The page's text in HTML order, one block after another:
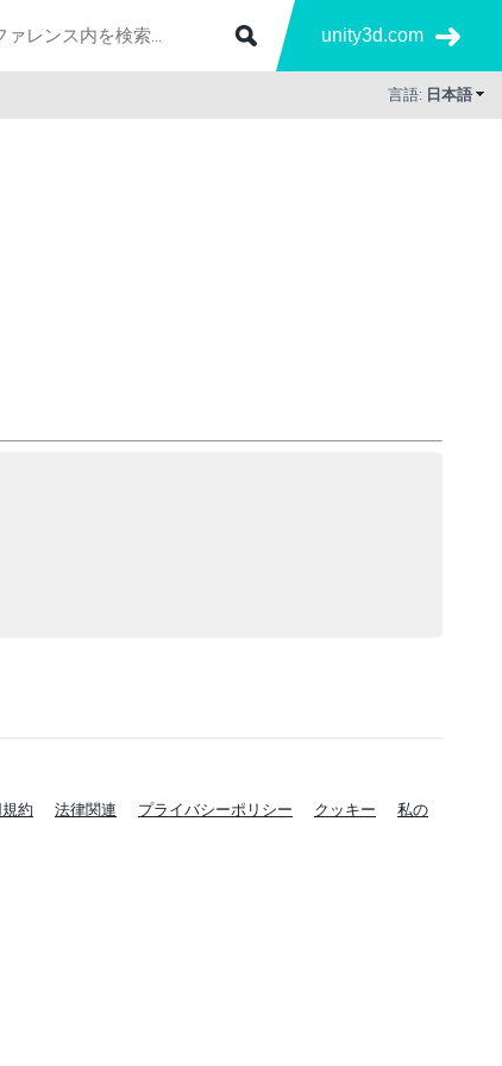
unity3d.com
言語: 日本語
約 法律関連 プライバシーポリシー クッキー 私の